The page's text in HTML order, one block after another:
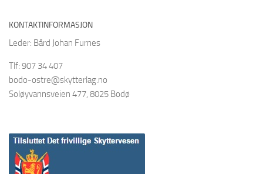
KONTAKTINFORMASJON
Leder: Bård Johan Furnes
Tlf: 907 34 407
bodo-ostre@skytterlag.no
Soløyvannsveien 477, 8025 Bodø